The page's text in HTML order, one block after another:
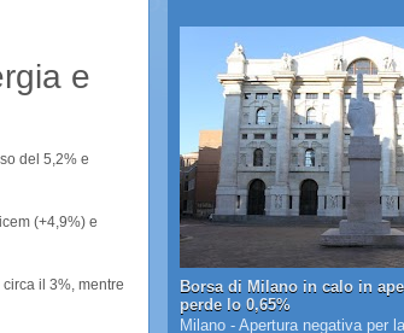
e
del 5,2% e
(+4,9%) e
il 3%, mentre
Borsa di Milano in calo in
perde lo 0,65%
Milano - Apertura negativa per